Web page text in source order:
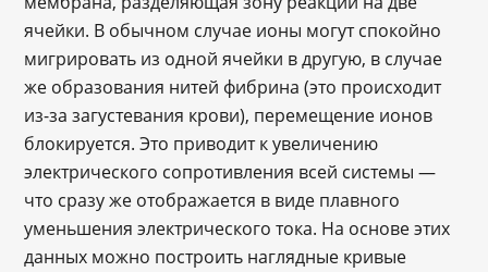
ячейки. В обычном случае ионы могут спокойно
мигрировать из одной ячейки в другую, в случае
же образования нитей фибрина (это происходит
из-за загустевания крови), перемещение ионов
блокируется. Это приводит к увеличению
электрического сопротивления всей системы —
что сразу же отображается в виде плавного
уменьшения электрического тока. На основе этих
данных можно построить наглядные кривые